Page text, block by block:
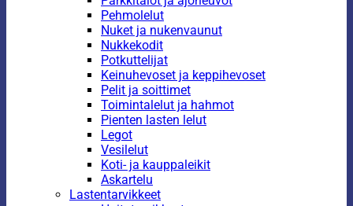
Pehmolelut
Nuket ja nukenvaunut
Nukkekodit
Potkuttelijat
Keinuhevoset ja keppihevoset
Pelit ja soittimet
Toimintalelut ja hahmot
Pienten lasten lelut
Legot
Vesilelut
Koti- ja kauppaleikit
Askartelu
Lastentarvikkeet